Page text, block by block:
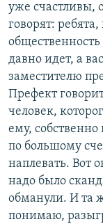
уже счастливы,
говорят:
давно идет, а
заместителю
Префект
человек,
ему,
по большому
наплевать. Вот
надо было
обманули. И та
понимаю,